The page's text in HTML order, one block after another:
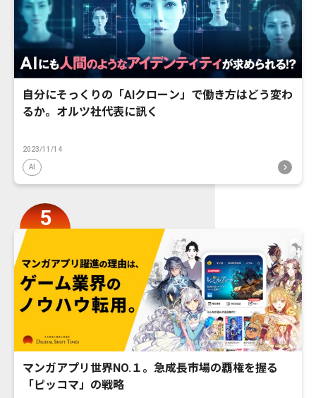
自分にそっくりの「AIクローン」で働き方はどう変わ
るか。オルツ社代表に訊く
2023/11/14
AI
マンガアプリ世界NO.１。急成長市場の覇権を握る
「ピッコマ」の戦略